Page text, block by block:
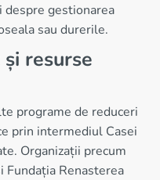
gestionarea
sau durerile.
resurse
programe de reduceri
prin intermediul Casei
Organizații precum
Fundația Renasterea